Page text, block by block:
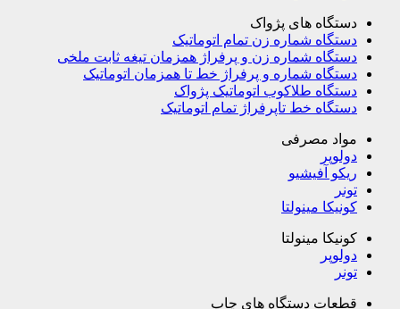
دستگاه های پژواک
دستگاه شماره زن تمام اتوماتیک
دستگاه شماره زن و پرفراژ همزمان تیغه ثابت ملخی
دستگاه شماره و پرفراژ خط تا همزمان اتوماتیک
دستگاه طلاکوب اتوماتیک پژواک
دستگاه خط تاپرفراژ تمام اتوماتیک
مواد مصرفی
دولوپر
ریکو آفیشیو
تونر
کونیکا مینولتا
کونیکا مینولتا
دولوپر
تونر
قطعات دستگاه های چاپ